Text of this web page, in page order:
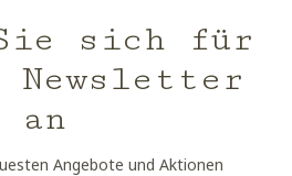
sich für
Newsletter
an
Angebote und Aktionen